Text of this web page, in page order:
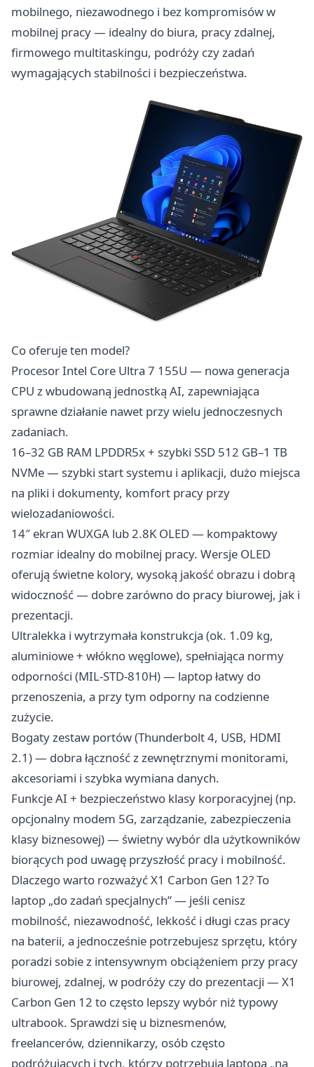
mobilnego, niezawodnego i bez kompromisów w
mobilnej pracy — idealny do biura, pracy zdalnej,
firmowego multitaskingu, podróży czy zadań
wymagających stabilności i bezpieczeństwa.
Co oferuje ten model?
Procesor Intel Core Ultra 7 155U — nowa generacja
CPU z wbudowaną jednostką AI, zapewniająca
sprawne działanie nawet przy wielu jednoczesnych
zadaniach.
16–32 GB RAM LPDDR5x + szybki SSD 512 GB–1 TB
NVMe — szybki start systemu i aplikacji, dużo miejsca
na pliki i dokumenty, komfort pracy przy
wielozadaniowości.
14″ ekran WUXGA lub 2.8K OLED — kompaktowy
rozmiar idealny do mobilnej pracy. Wersje OLED
oferują świetne kolory, wysoką jakość obrazu i dobrą
widoczność — dobre zarówno do pracy biurowej, jak i
prezentacji.
Ultralekka i wytrzymała konstrukcja (ok. 1.09 kg,
aluminiowe + włókno węglowe), spełniająca normy
odporności (MIL-STD-810H) — laptop łatwy do
przenoszenia, a przy tym odporny na codzienne
zużycie.
Bogaty zestaw portów (Thunderbolt 4, USB, HDMI
2.1) — dobra łączność z zewnętrznymi monitorami,
akcesoriami i szybka wymiana danych.
Funkcje AI + bezpieczeństwo klasy korporacyjnej (np.
opcjonalny modem 5G, zarządzanie, zabezpieczenia
klasy biznesowej) — świetny wybór dla użytkowników
biorących pod uwagę przyszłość pracy i mobilność.
Dlaczego warto rozważyć X1 Carbon Gen 12? To
laptop „do zadań specjalnych” — jeśli cenisz
mobilność, niezawodność, lekkość i długi czas pracy
na baterii, a jednocześnie potrzebujesz sprzętu, który
poradzi sobie z intensywnym obciążeniem przy pracy
biurowej, zdalnej, w podróży czy do prezentacji — X1
Carbon Gen 12 to często lepszy wybór niż typowy
ultrabook. Sprawdzi się u biznesmenów,
freelancerów, dziennikarzy, osób często
podróżujących i tych, którzy potrzebują laptopa „na